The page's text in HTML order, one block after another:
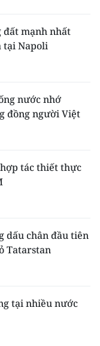
mạnh nhất
tại Napoli
nước nhớ
đồng người Việt
tác thiết thực
dấu chân đầu tiên
Tatarstan
tại nhiều nước